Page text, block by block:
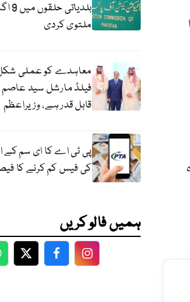
ملتوی کردی
معاہدے کو عملی
فیلڈ مارشل سید عاصم
قابل قدر ہے، وزیراعظم
پی ٹی اے کا ای سم کے
کی فیس کم کرنے کا
ہمیں فالو کریں
TwitterFacebookFacebook